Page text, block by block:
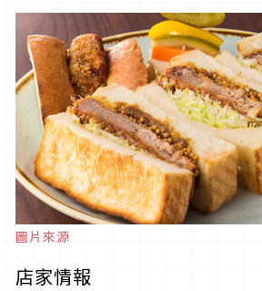
圖片來源
店家情報